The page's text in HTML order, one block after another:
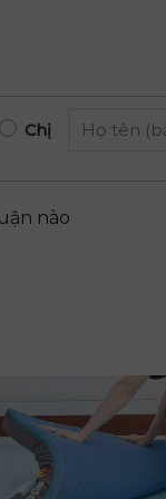
Chị
nào